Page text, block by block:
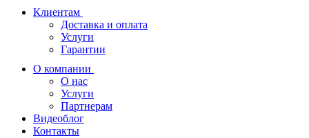
Клиентам
Доставка и оплата
Услуги
Гарантии
О компании
О нас
Услуги
Партнерам
Видеоблог
Контакты